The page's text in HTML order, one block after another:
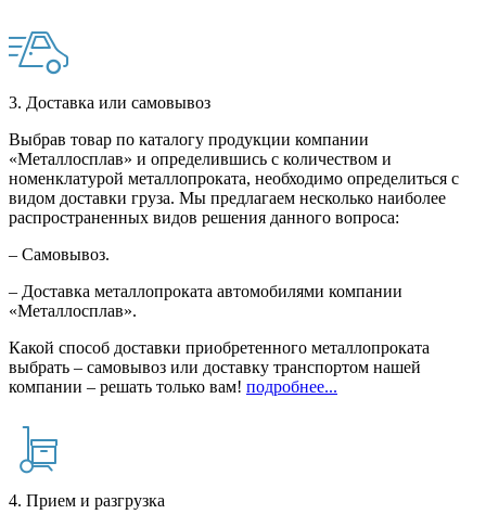
3. Доставка или самовывоз
Выбрав товар по каталогу продукции компании
«Металлосплав» и определившись с количеством и
номенклатурой металлопроката, необходимо определиться с
видом доставки груза. Мы предлагаем несколько наиболее
распространенных видов решения данного вопроса:
– Самовывоз.
– Доставка металлопроката автомобилями компании
«Металлосплав».
Какой способ доставки приобретенного металлопроката
выбрать – самовывоз или доставку транспортом нашей
компании – решать только вам! подробнее...
4. Прием и разгрузка